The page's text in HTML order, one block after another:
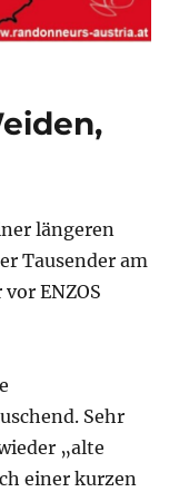
längeren
Tausender am
ENZOS
Sehr
„alte
einer kurzen